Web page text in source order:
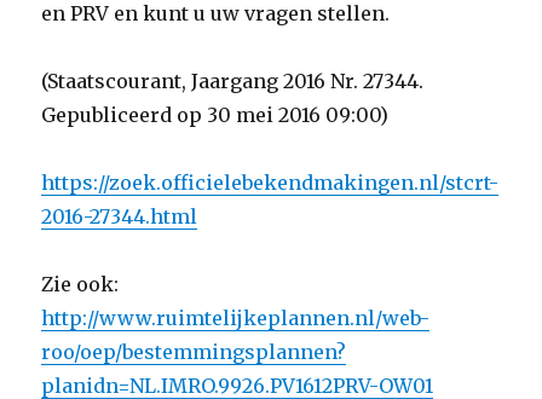
en PRV en kunt u uw vragen stellen.
(Staatscourant, Jaargang 2016 Nr. 27344.
Gepubliceerd op 30 mei 2016 09:00)
https://zoek.officielebekendmakingen.nl/stcrt-
2016-27344.html
Zie ook:
http://www.ruimtelijkeplannen.nl/web-
roo/oep/bestemmingsplannen?
planidn=NL.IMRO.9926.PV1612PRV-OW01